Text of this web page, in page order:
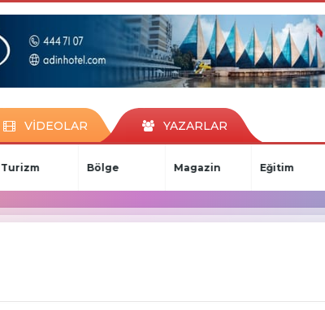
VİDEOLAR YAZARLAR
Turizm Bölge Magazin Eğitim